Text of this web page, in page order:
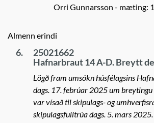
Orri Gunnarsson - mæting:
Almenn erindi
6.
25021662
Hafnarbraut 14 A-D. Breytt
Lögð fram umsókn húsfélagsins
dags. 17. febrúar 2025 um
var vísað til skipulags- og
skipulagsfulltrúa dags. 5. mars